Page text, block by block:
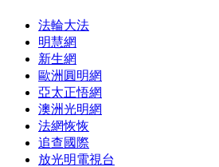
法輪大法
明慧網
新生網
歐洲圓明網
亞太正悟網
澳洲光明網
法網恢恢
追查國際
放光明電視台